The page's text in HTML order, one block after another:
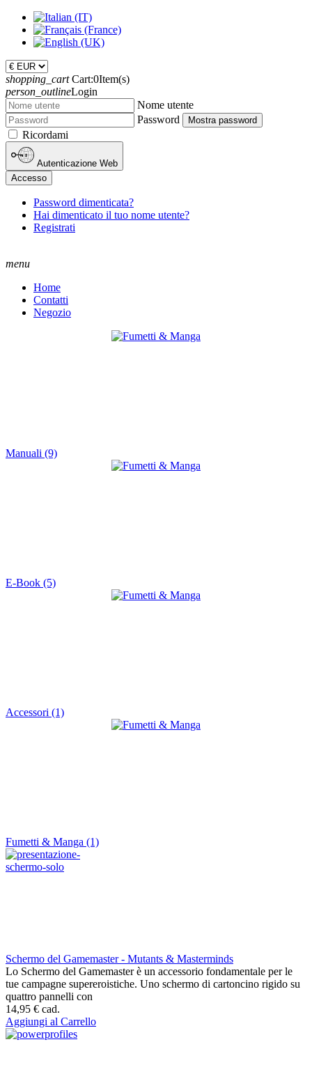
shopping_cart Cart:0Item(s)
person_outlineLogin
Nome utente
Password
Mostra password
Ricordami
Autenticazione Web
Accesso
Password dimenticata?
Hai dimenticato il tuo nome utente?
Registrati
menu
Home
Contatti
Negozio
Manuali (9)
E-Book (5)
Accessori (1)
Fumetti & Manga (1)
Schermo del Gamemaster - Mutants & Masterminds
Lo Schermo del Gamemaster è un accessorio fondamentale per le
tue campagne supereroistiche. Uno schermo di cartoncino rigido su
quattro pannelli con
14,95 € cad.
Aggiungi al Carrello